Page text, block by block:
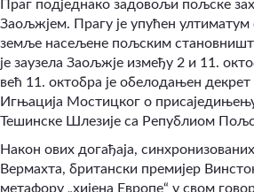
Праг подједнако задовољи пољске
Заољжјем. Прагу је упућен ултиматум
земље насељене пољским
је заузела Заољжје између 2 и 11.
већ 11. октобра је обелодањен
Игњација Мостицког о
Тешинске Шлезије са Републиом
Након ових догађаја,
Вермахта, британски премијер
метафору „хијена Европе“ у свом